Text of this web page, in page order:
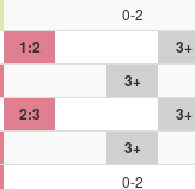
0-2
1:2 3+
3+
2:3 3+
3+
0-2